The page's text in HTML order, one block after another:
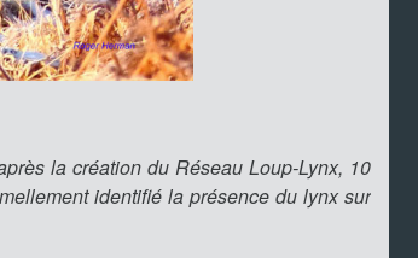
la création du Réseau Loup-Lynx, 10
identifié la présence du lynx sur